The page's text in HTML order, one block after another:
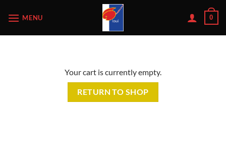
MENU 0
Your cart is currently empty.
RETURN TO SHOP